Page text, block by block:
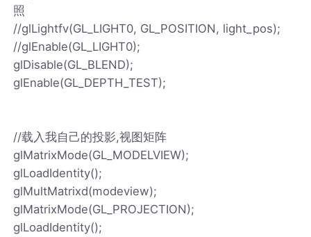
照
//glLightfv(GL_LIGHT0, GL_POSITION, light_pos);
//glEnable(GL_LIGHT0);
glDisable(GL_BLEND);
glEnable(GL_DEPTH_TEST);
//载入我自己的投影,视图矩阵
glMatrixMode(GL_MODELVIEW);
glLoadIdentity();
glMultMatrixd(modeview);
glMatrixMode(GL_PROJECTION);
glLoadIdentity();